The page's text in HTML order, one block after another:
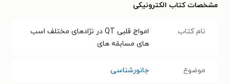
مشخصات کتاب الکترونیکی
نام کتاب
امواج قلبی QT در نژادهای مختلف اسب
های مسابقه های
موضوع جانورشناسی